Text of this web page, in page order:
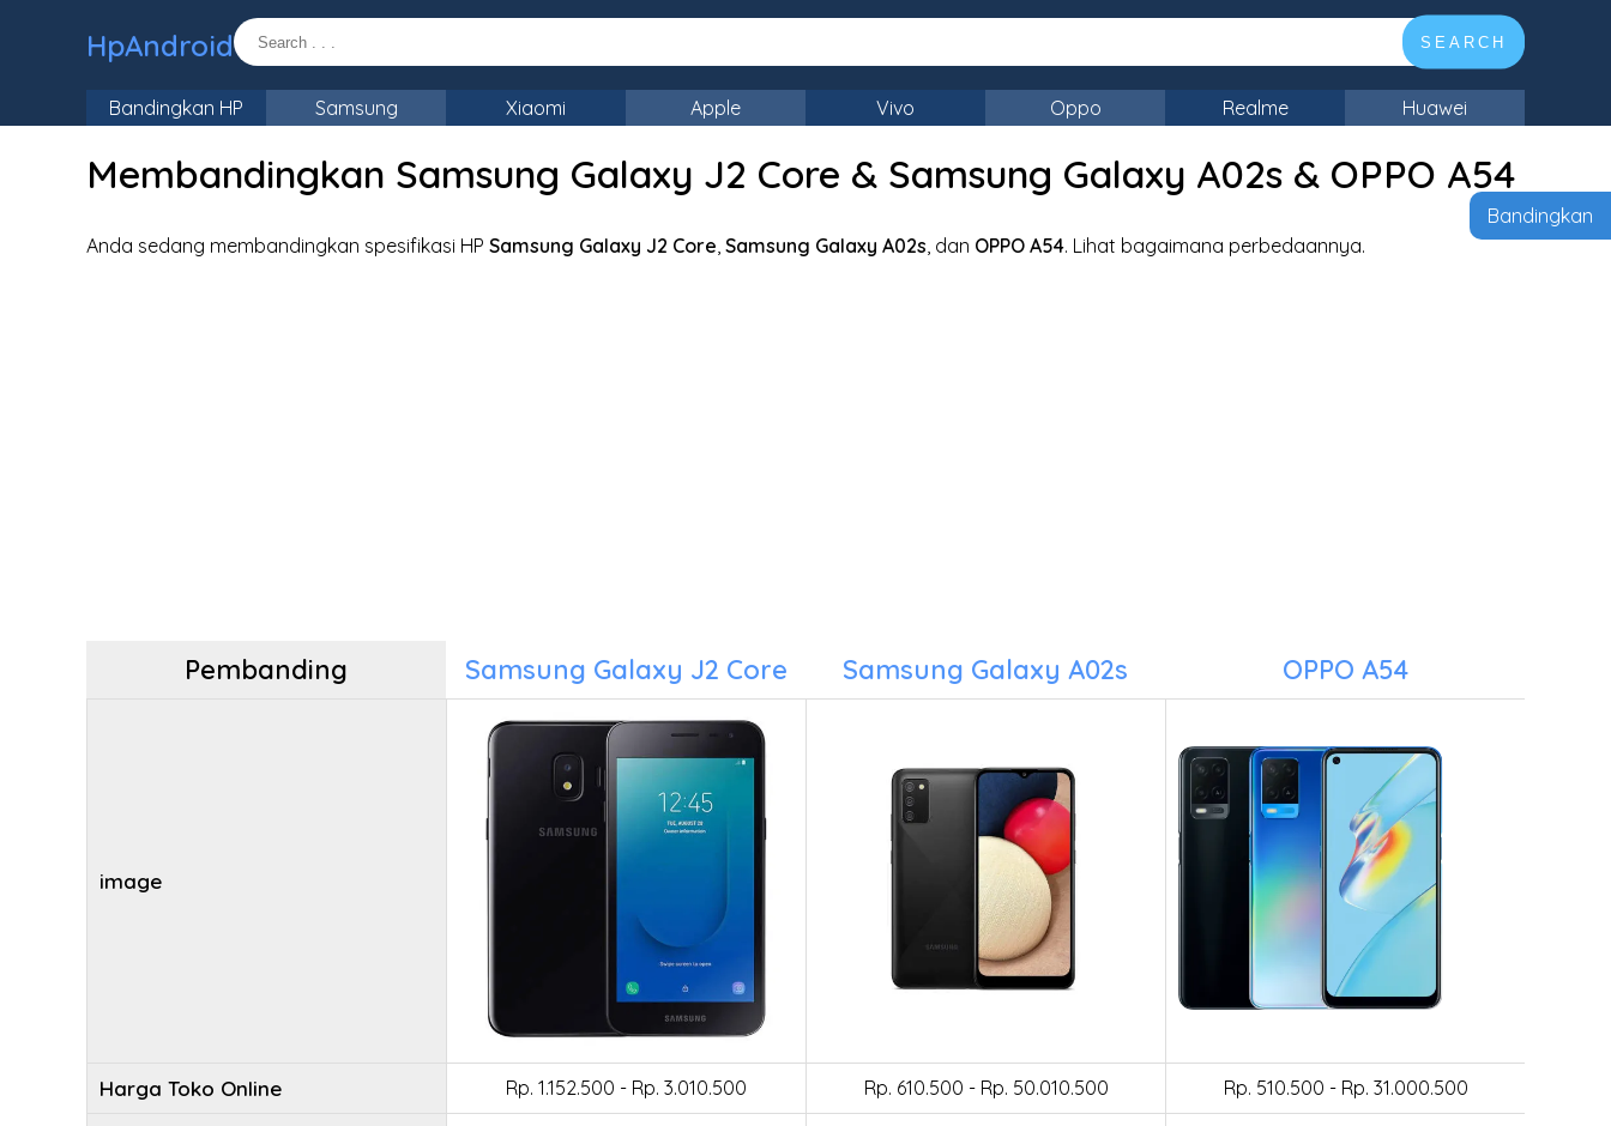
HpAndroid SEARCH
Bandingkan HP Samsung Xiaomi Apple Vivo Oppo Realme Huawei
Membandingkan Samsung Galaxy J2 Core & Samsung Galaxy A02s & OPPO A54
Anda sedang membandingkan spesifikasi HP Samsung Galaxy J2 Core, Samsung Galaxy A02s, dan OPPO A54. Lihat bagaimana perbedaannya.
Pembanding Samsung Galaxy J2 Core Samsung Galaxy A02s OPPO A54
image
Harga Toko Online Rp. 1.152.500 - Rp. 3.010.500 Rp. 610.500 - Rp. 50.010.500 Rp. 510.500 - Rp. 31.000.500
Bandingkan